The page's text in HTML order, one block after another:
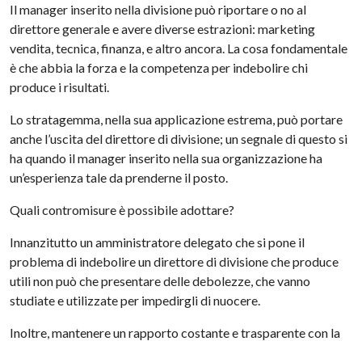
Il manager inserito nella divisione può riportare o no al
direttore generale e avere diverse estrazioni: marketing
vendita, tecnica, finanza, e altro ancora. La cosa fondamentale
è che abbia la forza e la competenza per indebolire chi
produce i risultati.
Lo stratagemma, nella sua applicazione estrema, può portare
anche l’uscita del direttore di divisione; un segnale di questo si
ha quando il manager inserito nella sua organizzazione ha
un’esperienza tale da prenderne il posto.
Quali contromisure è possibile adottare?
Innanzitutto un amministratore delegato che si pone il
problema di indebolire un direttore di divisione che produce
utili non può che presentare delle debolezze, che vanno
studiate e utilizzate per impedirgli di nuocere.
Inoltre, mantenere un rapporto costante e trasparente con la